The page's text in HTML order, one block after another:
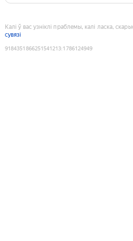
Калі ў вас узніклі праблемы, калі ласка,
сувязі
9184351866251541213:1786124949